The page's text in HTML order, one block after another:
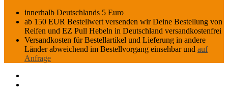
innerhalb Deutschlands 5 Euro
ab 150 EUR Bestellwert versenden wir Deine Bestellung von
Reifen und EZ Pull Hebeln in Deutschland versandkostenfrei
Versandkosten für Bestellartikel und Lieferung in andere
Länder abweichend im Bestellvorgang einsehbar und auf
Anfrage